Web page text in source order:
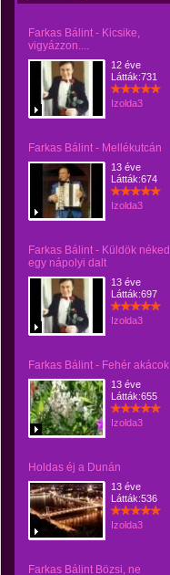
Farkas Bálint - Kicsike,
vigyázzon....
12 éve
Látták:731
Izolda3
Farkas Bálint - Mellékutcán
13 éve
Látták:674
Izolda3
Farkas Bálint - Küldök néked
egy nápolyi dalt
13 éve
Látták:697
Izolda3
Farkas Bálint - Fehér akácok
13 éve
Látták:655
Izolda3
Holdas éj a Dunán
13 éve
Látták:536
Izolda3
Farkas Bálint Bözsi, ne